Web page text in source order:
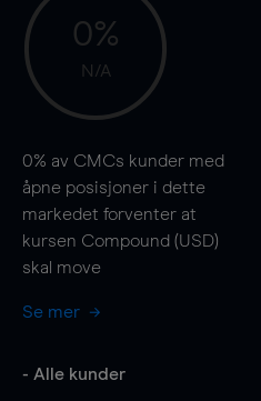
0%
N/A
0% av CMCs kunder med
åpne posisjoner i dette
markedet forventer at
kursen Compound (USD)
skal move
Se mer
- Alle kunder